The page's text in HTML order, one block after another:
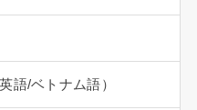
語/ベトナム語）